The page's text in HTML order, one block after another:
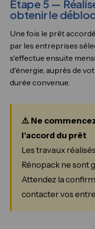
Étape 5 —
obtenir le
Une fois le prêt
par les entreprises
s'effectue ensuite
d'énergie, auprès de
durée convenue.
⚠️ Ne
l'accord du prêt
Les travaux
Rénopack ne sont
Attendez la
contacter vos